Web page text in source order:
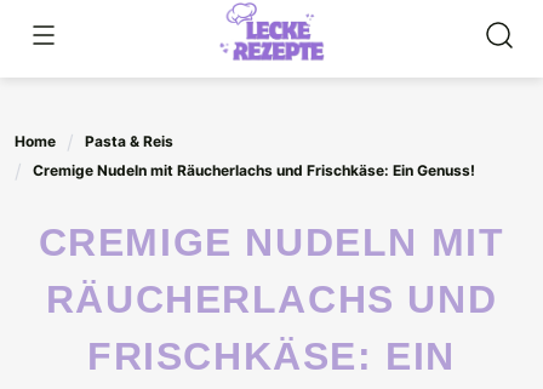
content
Home
Pasta & Reis
Cremige Nudeln mit Räucherlachs und Frischkäse: Ein Genuss!
CREMIGE NUDELN MIT
RÄUCHERLACHS UND
FRISCHKÄSE: EIN